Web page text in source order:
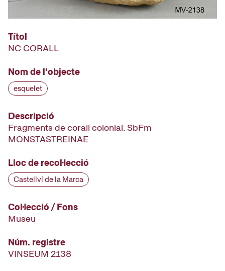
Títol
NC CORALL
Nom de l'objecte
esquelet
Descripció
Fragments de corall colonial. SbFm
MONSTASTREINAE
Lloc de recol·lecció
Castellví de la Marca
Col·lecció / Fons
Museu
Núm. registre
VINSEUM 2138